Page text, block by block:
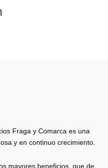
Fraga y Comarca es una
y en continuo crecimiento.
mayores beneficios, que de